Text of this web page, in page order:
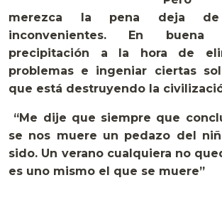
merezca la pena deja
inconvenientes. En
precipitación a la hora de
problemas e ingeniar ciertas
que está destruyendo la
“Me dije que siempre que
se nos muere un pedazo del
sido. Un verano cualquiera no
es uno mismo el que se muere”